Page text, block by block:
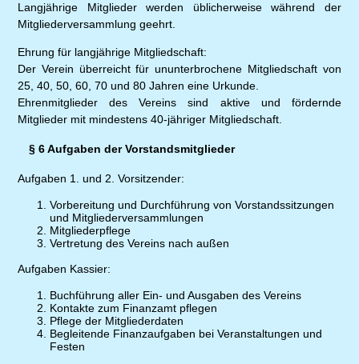
Langjährige Mitglieder werden üblicherweise während der
Mitgliederversammlung geehrt.
Ehrung für langjährige Mitgliedschaft:
Der Verein überreicht für ununterbrochene Mitgliedschaft von
25, 40, 50, 60, 70 und 80 Jahren eine Urkunde.
Ehrenmitglieder des Vereins sind aktive und fördernde
Mitglieder mit mindestens 40-jähriger Mitgliedschaft.
§ 6 Aufgaben der Vorstandsmitglieder
Aufgaben 1. und 2. Vorsitzender:
Vorbereitung und Durchführung von Vorstandssitzungen
und Mitgliederversammlungen
Mitgliederpflege
Vertretung des Vereins nach außen
Aufgaben Kassier:
Buchführung aller Ein- und Ausgaben des Vereins
Kontakte zum Finanzamt pflegen
Pflege der Mitgliederdaten
Begleitende Finanzaufgaben bei Veranstaltungen und
Festen